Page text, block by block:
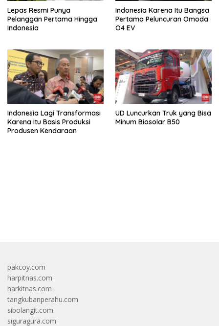
Lepas Resmi Punya
Pelanggan Pertama Hingga
Indonesia
Indonesia Karena Itu Bangsa
Pertama Peluncuran Omoda
O4 EV
Indonesia Lagi Transformasi
Karena Itu Basis Produksi
Produsen Kendaraan
UD Luncurkan Truk yang Bisa
Minum Biosolar B50
pakcoy.com
harpitnas.com
harkitnas.com
tangkubanperahu.com
sibolangit.com
siguragura.com